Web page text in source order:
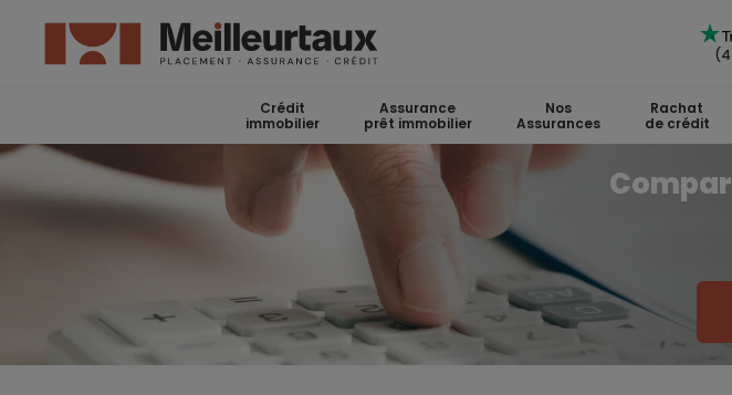
Crédit
immobilier
Assurance
prêt immobilier
Nos
Assurances
Rachat
de crédit